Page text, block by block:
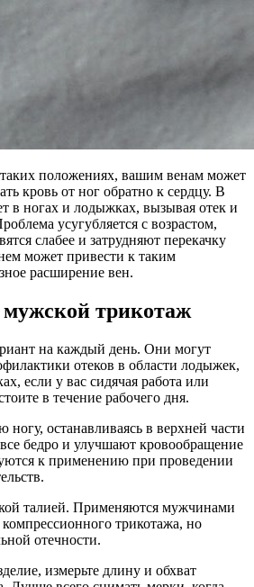
положениях, вашим венам может
кровь от ног обратно к сердцу. В
в ногах и лодыжках, вызывая отек и
усугубляется с возрастом,
слабее и затрудняют перекачку
может привести к таким
расширение вен.
трикотаж
на каждый день. Они могут
отеков в области лодыжек,
если у вас сидячая работа или
в течение рабочего дня.
останавливаясь в верхней части
бедро и улучшают кровообращение
к применению при проведении
талией. Применяются мужчинами
трикотажа, но
отечности.
измерьте длину и обхват